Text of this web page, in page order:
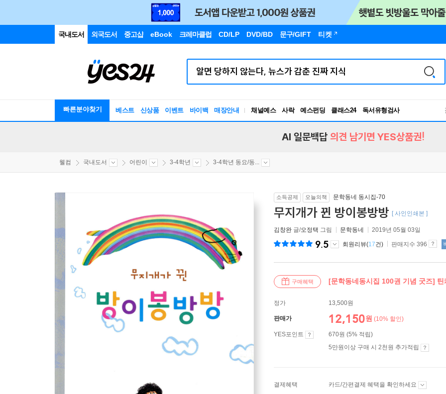
국내도서 외국도서 중고샵 eBook 크레마클럽 CD/LP DVD/BD 문구/GIFT 티켓
빠른분야찾기 베스트 신상품 이벤트 바이백 매장안내 채널예스 사락 예스펀딩 클래스24
독서유형검사
RBTI Lab
AI 일문백답 의견 남기면 YES상품권!
웰컴 국내도서 어린이 3-4학년 3-4학년 동요/동...
소득공제 오늘의책 문학동네 동시집-70
무지개가 뀐 방이봉방방 [ 사인인쇄본 ]
김창완 글/오정택 그림 문학동네 2019년 05월 03일
9.5 회원리뷰(17건) 판매지수 396
구매혜택 [문학동네동시집 100권 기념 굿즈]
정가 13,500원
판매가 12,150원 (10% 할인)
YES포인트
670원 (5% 적립)
5만원이상 구매 시 2천원 추가적립
결제혜택 카드/간편결제 혜택을 확인하세요